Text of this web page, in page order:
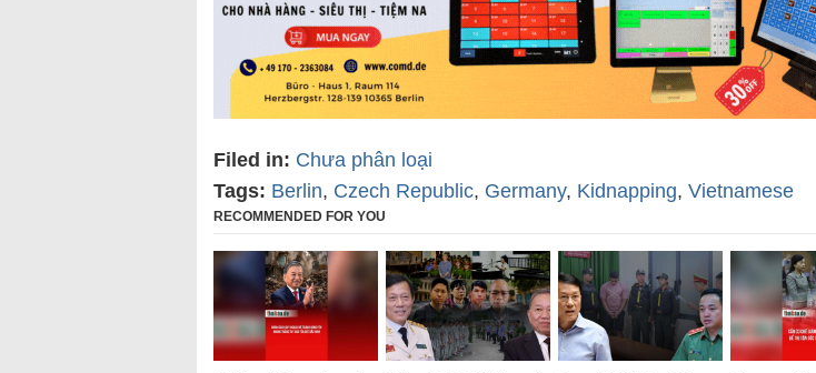
Filed in: Chưa phân loại
Tags: Berlin, Czech Republic, Germany, Kidnapping, Vietnamese
RECOMMENDED FOR YOU